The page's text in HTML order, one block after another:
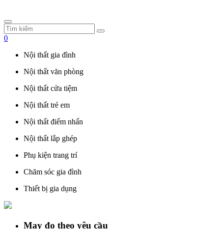
0
Nội thất gia đình
Nội thất văn phòng
Nội thất cửa tiệm
Nội thất trẻ em
Nội thất điểm nhấn
Nội thất lắp ghép
Phụ kiện trang trí
Chăm sóc gia đình
Thiết bị gia dụng
May đo theo yêu cầu